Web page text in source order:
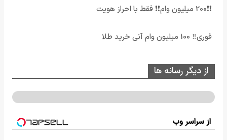
❗❗200 میلیون وام❗❗ فقط با احراز هویت
فوری‼️ 100 میلیون وام آنی خرید طلا
از دیگر رسانه ها
از سراسر وب